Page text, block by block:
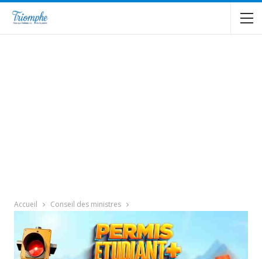
Accueil Conseil des ministres